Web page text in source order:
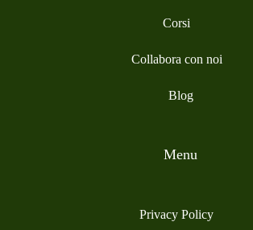
Corsi
Collabora con noi
Blog
Menu
Privacy Policy